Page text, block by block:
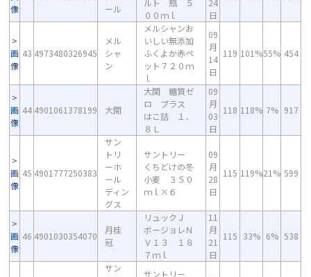
像
ール
ルト 瓶 ５
００ｍｌ
24
日
画
像
43 4973480326945
メル
シャ
ン
メルシャンお
いしい無添加
ふくよか赤ペ
ット７２０ｍ
ｌ
09
月
14
日
119 101%55% 454
画
像
44 4901061378199 大関
大関 糖質ゼ
ロ プラス
はこ詰 １．
８Ｌ
09
月
03
日
118 118% 7% 917
画
像
45 4901777250383
サン
トリ
ーホ
ール
ディン
グス
サントリー
くちどけの冬
小麦 ３５０
ｍｌ×６
09
月
28
日
115 119%21% 599
画
像
46 4901030354070
月桂
冠
リュックＪ
ボージョレＮ
Ｖ１３ １８
７ｍｌ
11
月
21
日
115 33% 6% 538
サン
サントリー